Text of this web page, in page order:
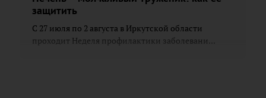
защитить
С 27 июля по 2 августа в Иркутской области
проходит Неделя профилактики заболевани...